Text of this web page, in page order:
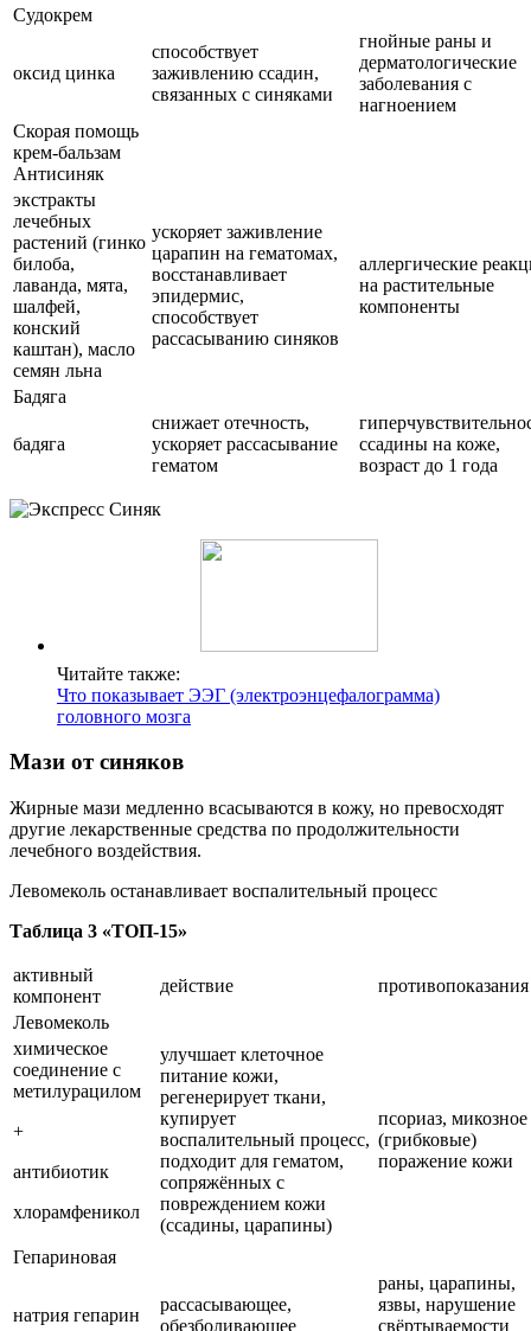
Судокрем
оксид цинка
способствует
заживлению ссадин,
связанных с синяками
гнойные раны и
дерматологические
заболевания с
нагноением
Скорая помощь
крем-бальзам
Антисиняк
экстракты
лечебных
растений (гинко
билоба,
лаванда, мята,
шалфей,
конский
каштан), масло
семян льна
ускоряет заживление
царапин на гематомах,
восстанавливает
эпидермис,
способствует
рассасыванию синяков
аллергические
на растительные
компоненты
Бадяга
бадяга
снижает отечность,
ускоряет рассасывание
гематом
ссадины на коже,
возраст до 1 года
Читайте также:
Что показывает ЭЭГ (электроэнцефалограмма)
головного мозга
Мази от синяков
Жирные мази медленно всасываются в кожу, но превосходят
другие лекарственные средства по продолжительности
лечебного воздействия.
Левомеколь останавливает воспалительный процесс
Таблица 3 «ТОП-15»
активный
компонент
действие
противопоказания
Левомеколь
химическое
соединение с
метилурацилом
+
антибиотик
хлорамфеникол
улучшает клеточное
питание кожи,
регенерирует ткани,
купирует
воспалительный процесс,
подходит для гематом,
сопряжённых с
повреждением кожи
(ссадины, царапины)
псориаз, микозное
(грибковые)
поражение кожи
Гепариновая
натрия гепарин
рассасывающее,
обезболивающее
раны, царапины,
язвы, нарушение
свёртываемости